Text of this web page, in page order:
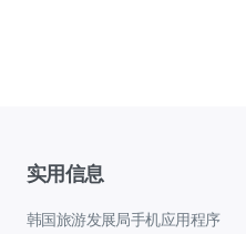
实用信息
韩国旅游发展局手机应用程序